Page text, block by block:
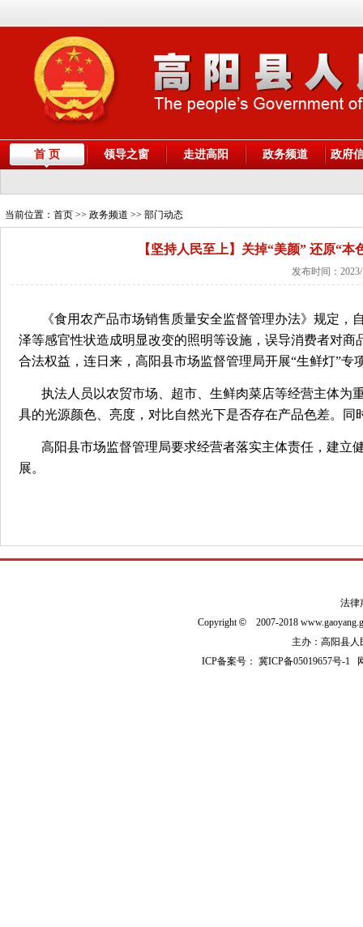
首 页 领导之窗 走进高阳 政务频道 政府
当前位置： 首页 >> 政务频道 >> 部门动态
【坚持人民至上】关掉“美颜” 还原“
发布时间：
《食用农产品市场销售质量安全监督管理办法》规定
泽等感官性状造成明显改变的照明等设施，误导消费者对
合法权益，连日来，高阳县市场监督管理局开展“生鲜灯”专
执法人员以农贸市场、超市、生鲜肉菜店等经营主体为
具的光源颜色、亮度，对比自然光下是否存在产品色差。
高阳县市场监督管理局要求经营者落实主体责任，建立
展。
法律
Copyright© 2007-2018
主办：高阳县人
ICP备案号：冀ICP备05019657号-1